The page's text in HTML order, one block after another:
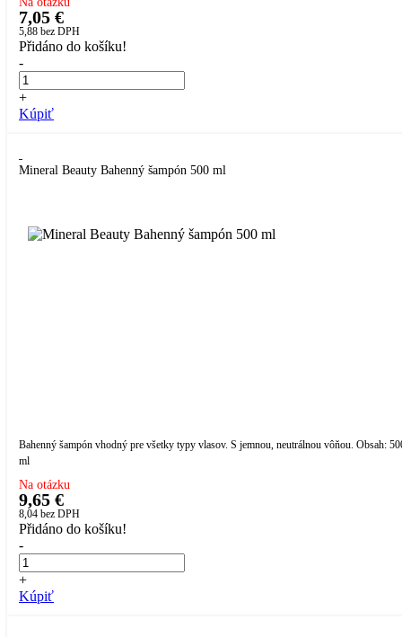
7,05 €
5,88 bez DPH
Přidáno do košíku!
-
+
Kúpiť
Mineral Beauty Bahenný šampón 500 ml
Bahenný šampón vhodný pre všetky typy vlasov. S jemnou, neutrálnou vôňou. Obsah:
ml
Na otázku
9,65 €
8,04 bez DPH
Přidáno do košíku!
-
+
Kúpiť